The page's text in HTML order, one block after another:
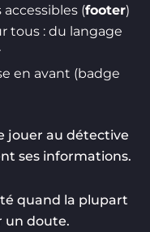
(footer)
tous : du langage
en avant (badge
jouer au détective
ses informations.
quand la plupart
un doute.